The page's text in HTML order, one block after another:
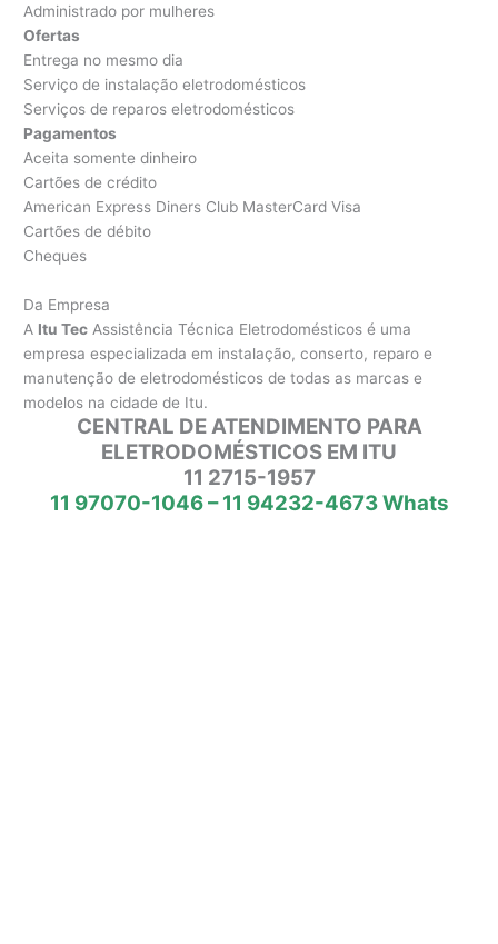
Administrado por mulheres
Ofertas
Entrega no mesmo dia
Serviço de instalação eletrodomésticos
Serviços de reparos eletrodomésticos
Pagamentos
Aceita somente dinheiro
Cartões de crédito
American Express Diners Club MasterCard Visa
Cartões de débito
Cheques
Da Empresa
A Itu Tec Assistência Técnica Eletrodomésticos é uma
empresa especializada em instalação, conserto, reparo e
manutenção de eletrodomésticos de todas as marcas e
modelos na cidade de Itu.
CENTRAL DE ATENDIMENTO PARA
ELETRODOMÉSTICOS EM ITU
11 2715-1957
11 97070-1046 – 11 94232-4673 Whats